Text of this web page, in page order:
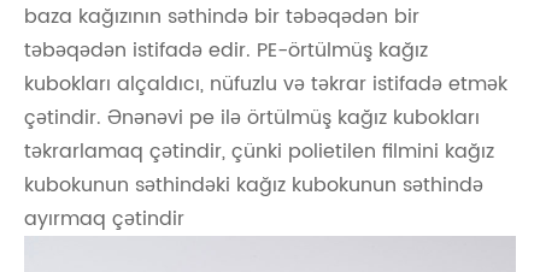
baza kağızının səthində bir təbəqədən bir
təbəqədən istifadə edir. PE-örtülmüş kağız
kubokları alçaldıcı, nüfuzlu və təkrar istifadə etmək
çətindir. Ənənəvi pe ilə örtülmüş kağız kubokları
təkrarlamaq çətindir, çünki polietilen filmini kağız
kubokunun səthindəki kağız kubokunun səthində
ayırmaq çətindir